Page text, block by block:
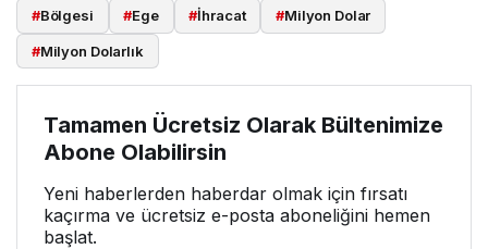
#Bölgesi #Ege #İhracat #Milyon Dolar
#Milyon Dolarlık
Tamamen Ücretsiz Olarak Bültenimize
Abone Olabilirsin
Yeni haberlerden haberdar olmak için fırsatı
kaçırma ve ücretsiz e-posta aboneliğini hemen
başlat.